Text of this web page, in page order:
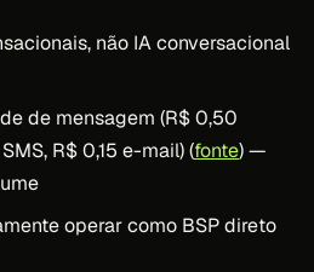
não IA conversacional
de mensagem (R$ 0,50
R$ 0,15 e-mail) (fonte) —
operar como BSP direto